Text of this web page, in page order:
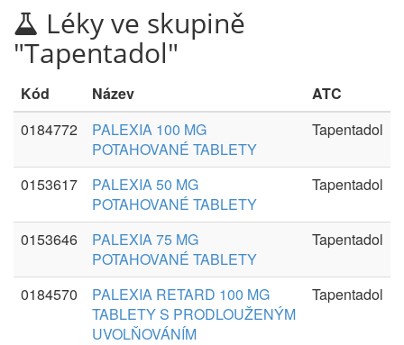
Léky ve skupině
"Tapentadol"
Kód Název
ATC
0184772
PALEXIA 100 MG
POTAHOVANÉ TABLETY
Tapentadol
0153617
PALEXIA 50 MG
POTAHOVANÉ TABLETY
Tapentadol
0153646
PALEXIA 75 MG
POTAHOVANÉ TABLETY
Tapentadol
0184570
PALEXIA RETARD 100 MG
TABLETY S PRODLOUŽENÝM
UVOLŇOVÁNÍM
Tapentadol